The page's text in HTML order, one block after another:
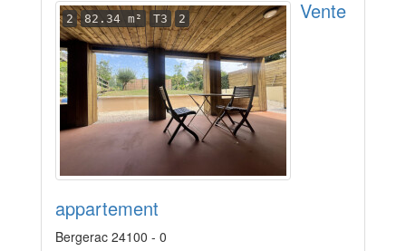
2 82.34 m² T3 2 Vente
appartement
Bergerac 24100 - 0